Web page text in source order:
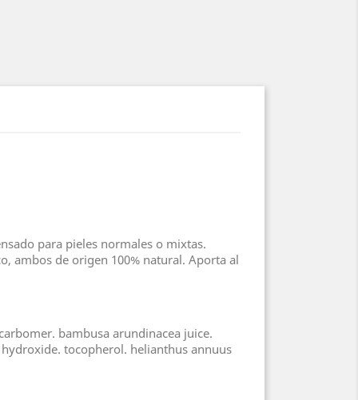
para pieles normales o mixtas.
ambos de origen 100% natural. Aporta al
bambusa arundinacea juice.
tocopherol. helianthus annuus